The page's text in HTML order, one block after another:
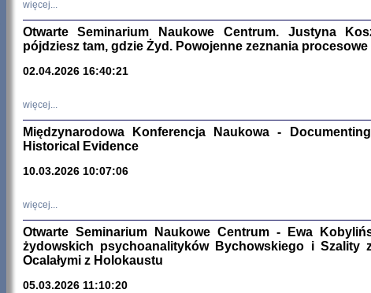
nr 17, R.
Warszawa
NIE WIEMY CO
Dziennik
Moszek Baum, oprac.
więcej...
Otwarte Seminarium Naukowe Centrum. Justyna
pójdziesz tam, gdzie Żyd. Powojenne zeznania procesowe
02.04.2026 16:40:21
więcej...
Międzynarodowa Konferencja Naukowa -
Historical Evidence
10.03.2026 10:07:06
więcej...
Otwarte Seminarium Naukowe Centrum - Ewa
żydowskich psychoanalityków Bychowskiego i
Ocalałymi z Holokaustu
05.03.2026 11:10:20